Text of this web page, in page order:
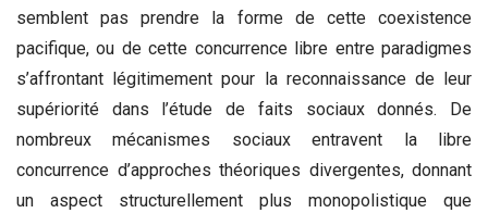
semblent pas prendre la forme de cette coexistence
pacifique, ou de cette concurrence libre entre paradigmes
s’affrontant légitimement pour la reconnaissance de leur
supériorité dans l’étude de faits sociaux donnés. De
nombreux mécanismes sociaux entravent la libre
concurrence d’approches théoriques divergentes, donnant
un aspect structurellement plus monopolistique que